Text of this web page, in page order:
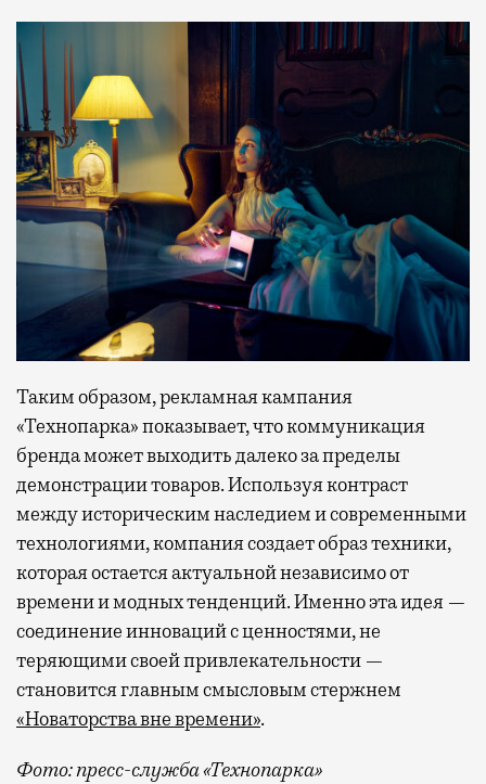
Таким образом, рекламная кампания
«Технопарка» показывает, что коммуникация
бренда может выходить далеко за пределы
демонстрации товаров. Используя контраст
между историческим наследием и современными
технологиями, компания создает образ техники,
которая остается актуальной независимо от
времени и модных тенденций. Именно эта идея —
соединение инноваций с ценностями, не
теряющими своей привлекательности —
становится главным смысловым стержнем
«Новаторства вне времени».
Фото: пресс-служба «Технопарка»